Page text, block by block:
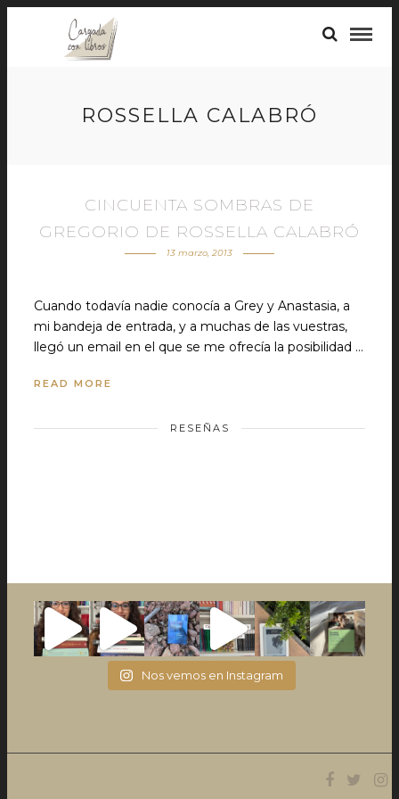
ROSSELLA CALABRÓ
CINCUENTA SOMBRAS DE
GREGORIO DE ROSSELLA CALABRÓ
13 marzo, 2013
Cuando todavía nadie conocía a Grey y Anastasia, a
mi bandeja de entrada, y a muchas de las vuestras,
llegó un email en el que se me ofrecía la posibilidad …
READ MORE
RESEÑAS
Nos vemos en Instagram